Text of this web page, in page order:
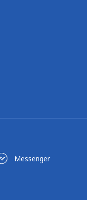
Messenger